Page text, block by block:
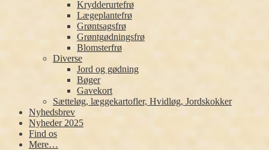
Krydderurtefrø
Lægeplantefrø
Grøntsagsfrø
Grøntgødningsfrø
Blomsterfrø
Diverse
Jord og gødning
Bøger
Gavekort
Sætteløg, læggekartofler, Hvidløg, Jordskokker
Nyhedsbrev
Nyheder 2025
Find os
Mere…